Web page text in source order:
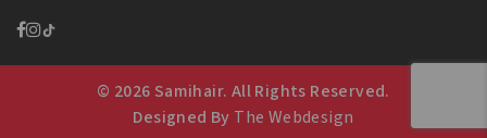
© 2026 Samihair. All Rights Reserved.
Designed By The Webdesign